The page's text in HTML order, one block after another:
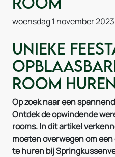
woensdag 1 november 2023
Unieke
Room
Op zoek naar een
Ontdek de opwindende
rooms. In dit artikel
moeten overwegen om
te huren bij